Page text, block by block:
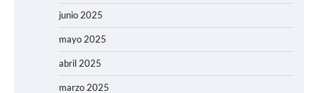
junio 2025
mayo 2025
abril 2025
marzo 2025